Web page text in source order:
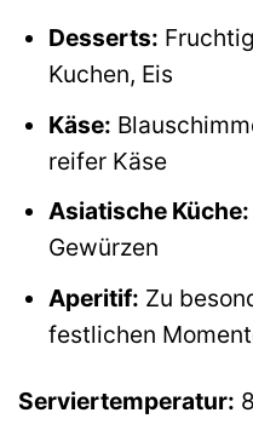
Desserts:
Kuchen, Eis
Käse:
reifer Käse
Asiatische Küche:
Gewürzen
Aperitif: Zu
festlichen
Serviertemperatur: